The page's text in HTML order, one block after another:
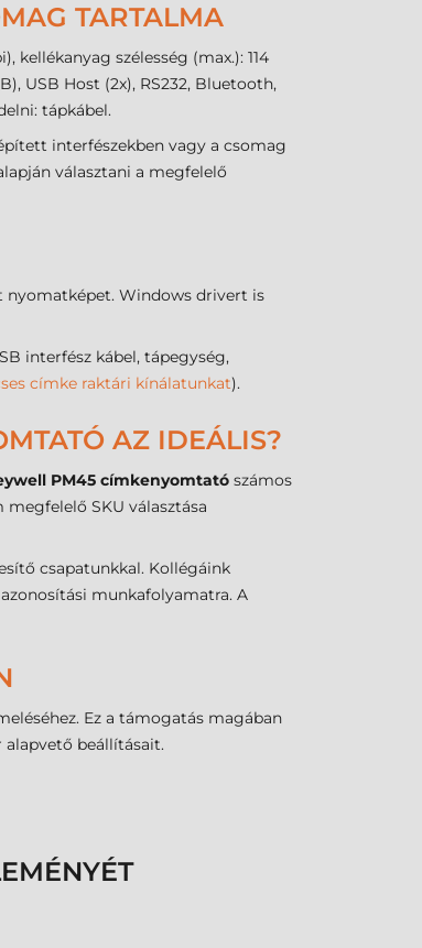
TARTALMA
szélesség (max.): 114
USB Host (2x), RS232, Bluetooth,
tápkábel.
interfészekben vagy a csomag
választani a megfelelő
nyomatképet. Windows drivert is
interfész kábel, tápegység,
címke raktári kínálatunkat).
AZ IDEÁLIS?
PM45 címkenyomtató számos
SKU választása
csapatunkkal. Kollégáink
munkafolyamatra. A
Ez a támogatás magában
beállításait.